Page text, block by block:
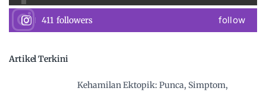
411 followers follow
Artikel Terkini
Kehamilan Ektopik: Punca, Simptom,